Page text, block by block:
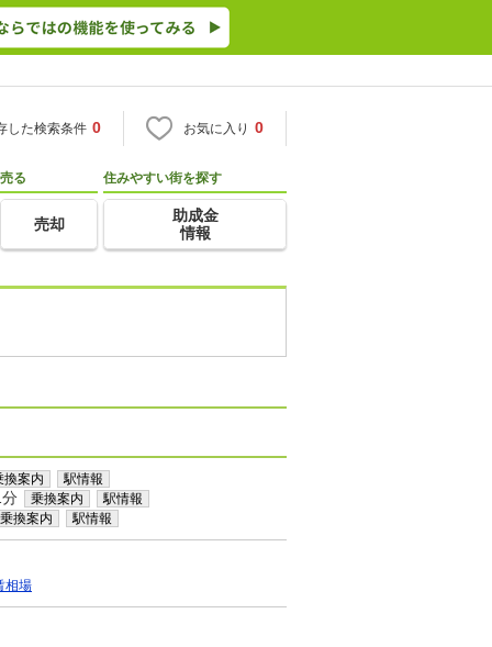
した検索条件 0 お気に入り 0
売る
売却
住みやすい街を探す
助成金
情報
換案内 駅情報
乗換案内
駅情報
乗換案内
駅情報
相場